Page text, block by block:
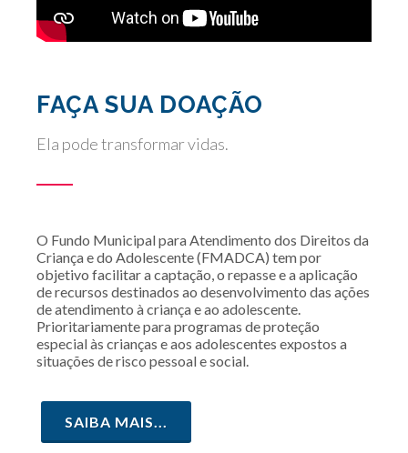
FAÇA SUA DOAÇÃO
Ela pode transformar vidas.
O Fundo Municipal para Atendimento dos Direitos da
Criança e do Adolescente (FMADCA) tem por
objetivo facilitar a captação, o repasse e a aplicação
de recursos destinados ao desenvolvimento das ações
de atendimento à criança e ao adolescente.
Prioritariamente para programas de proteção
especial às crianças e aos adolescentes expostos a
situações de risco pessoal e social.
SAIBA MAIS...